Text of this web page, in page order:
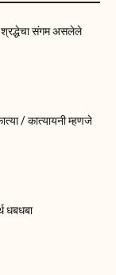
श्रद्धेचा संगम असलेले
/ कात्यायनी म्हणजे
धबधबा